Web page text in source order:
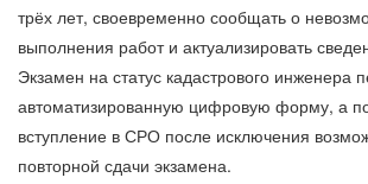
трёх лет, своевременно сообщать о
выполнения работ и актуализировать
Экзамен на статус кадастрового инженера
автоматизированную цифровую форму, а
вступление в СРО после исключения
повторной сдачи экзамена.